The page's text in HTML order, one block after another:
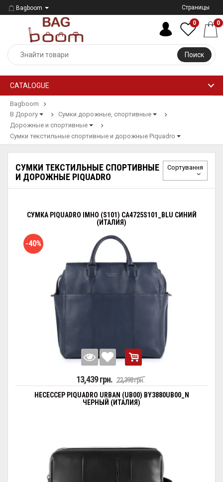
Bagboom Страницы
Поиск
0 0
CATALOGUE
Bagboom
В Дорогу
Сумки дорожные, спортивные
Дорожные и спортивные
Сумки текстильные спортивные и дорожные Piquadro
СУМКИ ТЕКСТИЛЬНЫЕ СПОРТИВНЫЕ
И ДОРОЖНЫЕ PIQUADRO
Сортування
СУМКА PIQUADRO IMHO (S101) CA4725S101_BLU СИНИЙ
(ИТАЛИЯ)
-40%
13,439 грн. 22,398 грн.
НЕСЕССЕР PIQUADRO URBAN (UB00) BY3880UB00_N
ЧЕРНЫЙ (ИТАЛИЯ)